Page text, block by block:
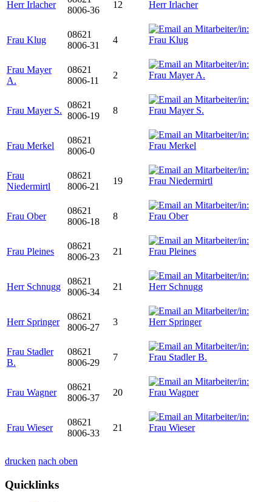
Herr Irlacher
8006-36
12
Frau Klug
08621
8006-31
4
Frau Mayer
A.
08621
8006-11
2
Frau Mayer S.
08621
8006-19
8
Frau Merkel
08621
8006-0
Frau
Niedermirtl
08621
8006-21
19
Frau Ober
08621
8006-18
8
Frau Pleines
08621
8006-23
21
Herr Schnugg
08621
8006-34
21
Herr Springer
08621
8006-27
3
Frau Stadler
B.
08621
8006-29
7
Frau Wagner
08621
8006-37
20
Frau Wieser
08621
8006-33
21
drucken nach oben
Quicklinks